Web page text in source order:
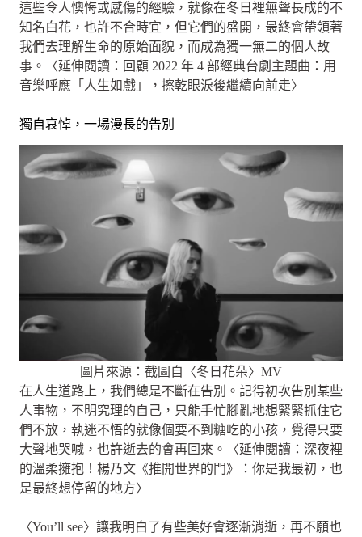
這些令人懊悔或感傷的經驗，就像在冬日裡無聲長成的不
知名白花，也許不合時宜，但它們的盛開，最終會帶領著
我們去理解生命的原始面貌，而成為獨一無二的個人故
事。〈延伸閱讀：回顧 2022 年 4 部經典台劇主題曲：用
音樂呼應「人生如戲」，擦乾眼淚後繼續向前走〉
獨自哀悼，一場漫長的告別
圖片來源：截圖自〈冬日花朵〉MV
在人生道路上，我們總是不斷在告別。記得初次告別某些
人事物，不明究理的自己，只能手忙腳亂地想緊緊抓住它
們不放，執迷不悟的就像個要不到糖吃的小孩，覺得只要
大聲地哭喊，也許逝去的會再回來。〈延伸閱讀：深夜裡
的溫柔擁抱！楊乃文《推開世界的門》：你是我最初，也
是最終想停留的地方〉
〈You’ll see〉讓我明白了有些美好會逐漸消逝，再不願也